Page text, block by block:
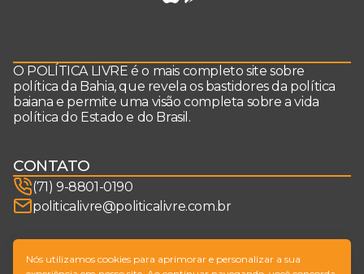
O POLÍTICA LIVRE é o mais completo site sobre
política da Bahia, que revela os bastidores da política
baiana e permite uma visão completa sobre a vida
política do Estado e do Brasil.
CONTATO
(71) 9-8801-0190
politicalivre@politicalivre.com.br
SIGA-NOS
Nós utilizamos cookies para aprimorar e personalizar a sua